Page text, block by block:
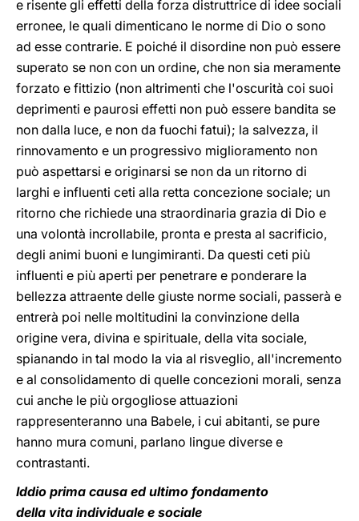
e risente gli effetti della forza distruttrice di idee sociali
erronee, le quali dimenticano le norme di Dio o sono
ad esse contrarie. E poiché il disordine non può essere
superato se non con un ordine, che non sia meramente
forzato e fittizio (non altrimenti che l'oscurità coi suoi
deprimenti e paurosi effetti non può essere bandita se
non dalla luce, e non da fuochi fatui); la salvezza, il
rinnovamento e un progressivo miglioramento non
può aspettarsi e originarsi se non da un ritorno di
larghi e influenti ceti alla retta concezione sociale; un
ritorno che richiede una straordinaria grazia di Dio e
una volontà incrollabile, pronta e presta al sacrificio,
degli animi buoni e lungimiranti. Da questi ceti più
influenti e più aperti per penetrare e ponderare la
bellezza attraente delle giuste norme sociali, passerà e
entrerà poi nelle moltitudini la convinzione della
origine vera, divina e spirituale, della vita sociale,
spianando in tal modo la via al risveglio, all'incremento
e al consolidamento di quelle concezioni morali, senza
cui anche le più orgogliose attuazioni
rappresenteranno una Babele, i cui abitanti, se pure
hanno mura comuni, parlano lingue diverse e
contrastanti.
Iddio prima causa ed ultimo fondamento
della vita individuale e sociale